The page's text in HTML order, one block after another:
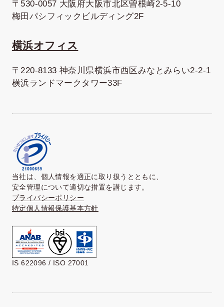
〒530-0057 大阪府大阪市北区曽根崎2-5-10
梅田パシフィックビルディング2F
横浜オフィス
〒220-8133 神奈川県横浜市西区みなとみらい2-2-1
横浜ランドマークタワー33F
当社は、個人情報を適正に取り扱うとともに、
安全管理について適切な措置を講じます。
プライバシーポリシー
特定個人情報保護基本方針
IS 622096 / ISO 27001